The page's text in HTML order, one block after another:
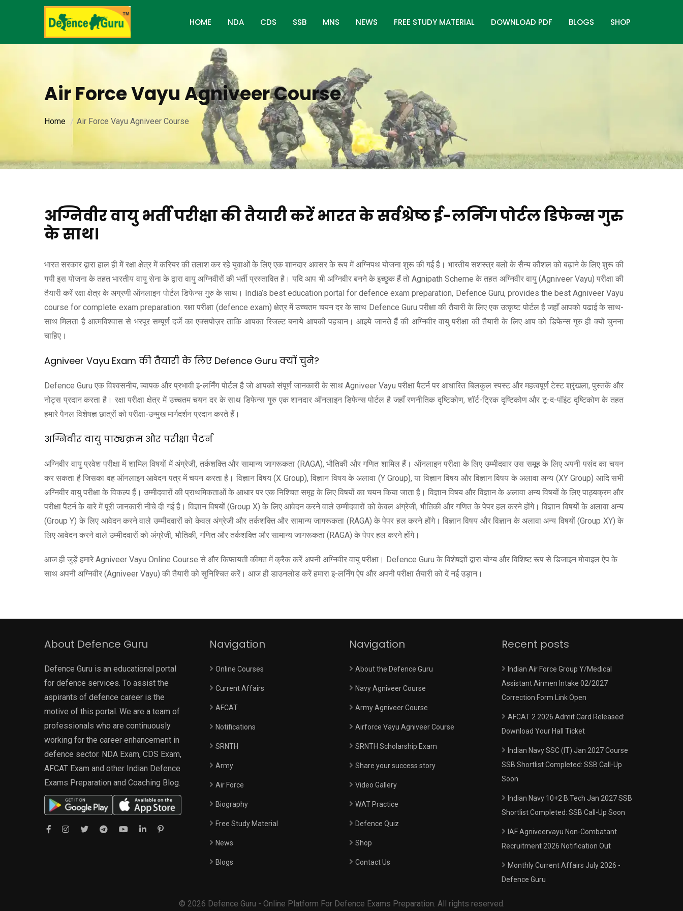
HOME NDA CDS SSB MNS NEWS FREE STUDY MATERIAL DOWNLOAD PDF BLOGS SHOP
Air Force Vayu Agniveer Course
Home Air Force Vayu Agniveer Course
अग्निवीर वायु भर्ती परीक्षा की तैयारी करें भारत के सर्वश्रेष्ठ ई-लर्निंग पोर्टल डिफेन्स गुरु
के साथ।
भारत सरकार द्वारा हाल ही में रक्षा क्षेत्र में करियर की तलाश कर रहे युवाओं के लिए एक शानदार अवसर के रूप में अग्निपथ योजना शुरू की गई है। भारतीय सशस्त्र बलों के सैन्य कौशल को बढ़ाने के लिए शुरू की
गयी इस योजना के तहत भारतीय वायु सेना के द्वारा वायु अग्निवीरों की भर्ती प्रस्तावित है। यदि आप भी अग्निवीर बनने के इच्छुक हैं तो Agnipath Scheme के तहत अग्निवीर वायु (Agniveer Vayu) परीक्षा की
तैयारी करें रक्षा क्षेत्र के अग्रणी ऑनलाइन पोर्टल डिफेन्स गुरु के साथ। India’s best education portal for defence exam preparation, Defence Guru, provides the best Agniveer Vayu
course for complete exam preparation. रक्षा परीक्षा (defence exam) क्षेत्र में उच्चतम चयन दर के साथ Defence Guru परीक्षा की तैयारी के लिए एक उत्कृष्ट पोर्टल है जहाँ आपको पढाई के साथ-
साथ मिलता है आत्मविश्वास से भरपूर सम्पूर्ण दर्जे का एक्सपोज़र ताकि आपका रिजल्ट बनाये आपकी पहचान। आइये जानते हैं की अग्निवीर वायु परीक्षा की तैयारी के लिए आप को डिफेन्स गुरु ही क्यों चुनना
चाहिए।
Agniveer Vayu Exam की तैयारी के लिए Defence Guru क्यों चुने?
Defence Guru एक विश्वसनीय, व्यापक और प्रभावी इ-लर्निंग पोर्टल है जो आपको संपूर्ण जानकारी के साथ Agniveer Vayu परीक्षा पैटर्न पर आधारित बिलकुल स्पस्ट और महत्वपूर्ण टेस्ट श्रृंखला, पुस्तकें और
नोट्स प्रदान करता है। रक्षा परीक्षा क्षेत्र में उच्चतम चयन दर के साथ डिफेन्स गुरु एक शानदार ऑनलाइन डिफेन्स पोर्टल है जहाँ रणनीतिक दृष्टिकोण, शॉर्ट-ट्रिक दृष्टिकोण और टू-द-पॉइंट दृष्टिकोण के तहत
हमारे पैनल विशेषज्ञ छात्रों को परीक्षा-उन्मुख मार्गदर्शन प्रदान करते हैं।
अग्निवीर वायु पाठ्यक्रम और परीक्षा पैटर्न
अग्निवीर वायु प्रवेश परीक्षा में शामिल विषयों में अंग्रेजी, तर्कशक्ति और सामान्य जागरूकता (RAGA), भौतिकी और गणित शामिल हैं। ऑनलाइन परीक्षा के लिए उम्मीदवार उस समूह के लिए अपनी पसंद का चयन
कर सकता है जिसका वह ऑनलाइन आवेदन पत्र में चयन करता है। विज्ञान विषय (X Group), विज्ञान विषय के अलावा (Y Group), या विज्ञान विषय और विज्ञान विषय के अलावा अन्य (XY Group) आदि सभी
अग्निवीर वायु परीक्षा के विकल्प हैं। उम्मीदवारों की प्राथमिकताओं के आधार पर एक निश्चित समूह के लिए विषयों का चयन किया जाता है। विज्ञान विषय और विज्ञान के अलावा अन्य विषयों के लिए पाठ्यक्रम और
परीक्षा पैटर्न के बारे में पूरी जानकारी नीचे दी गई है। विज्ञान विषयों (Group X) के लिए आवेदन करने वाले उम्मीदवारों को केवल अंग्रेजी, भौतिकी और गणित के पेपर हल करने होंगे। विज्ञान विषयों के अलावा अन्य
(Group Y) के लिए आवेदन करने वाले उम्मीदवारों को केवल अंग्रेजी और तर्कशक्ति और सामान्य जागरूकता (RAGA) के पेपर हल करने होंगे। विज्ञान विषय और विज्ञान के अलावा अन्य विषयों (Group XY) के
लिए आवेदन करने वाले उम्मीदवारों को अंग्रेजी, भौतिकी, गणित और तर्कशक्ति और सामान्य जागरूकता (RAGA) के पेपर हल करने होंगे।
आज ही जुड़ें हमारे Agniveer Vayu Online Course से और किफायती कीमत में क्रैक करें अपनी अग्निवीर वायु परीक्षा। Defence Guru के विशेषज्ञों द्वारा योग्य और विशिष्ट रूप से डिजाइन मोबाइल ऐप के
साथ अपनी अग्निवीर (Agniveer Vayu) की तैयारी को सुनिश्चित करें। आज ही डाउनलोड करें हमारा इ-लर्निंग ऐप और अपनी परीक्षा तैयारी को दें नई उड़ान।
About Defence Guru
Defence Guru is an educational portal
for defence services. To assist the
aspirants of defence career is the
motive of this portal. We are a team of
professionals who are continuously
working for the career enhancement in
defence sector. NDA Exam, CDS Exam,
AFCAT Exam and other Indian Defence
Exams Preparation and Coaching Blog.
Navigation
Online Courses
Current Affairs
AFCAT
Notifications
SRNTH
Army
Air Force
Biography
Free Study Material
News
Blogs
Navigation
About the Defence Guru
Navy Agniveer Course
Army Agniveer Course
Airforce Vayu Agniveer Course
SRNTH Scholarship Exam
Share your success story
Video Gallery
WAT Practice
Defence Quiz
Shop
Contact Us
Recent posts
Indian Air Force Group Y/Medical
Assistant Airmen Intake 02/2027
Correction Form Link Open
AFCAT 2 2026 Admit Card Released:
Download Your Hall Ticket
Indian Navy SSC (IT) Jan 2027 Course
SSB Shortlist Completed: SSB Call-Up
Soon
Indian Navy 10+2 B.Tech Jan 2027 SSB
Shortlist Completed: SSB Call-Up Soon
IAF Agniveervayu Non-Combatant
Recruitment 2026 Notification Out
Monthly Current Affairs July 2026 -
Defence Guru
© 2026 Defence Guru - Online Platform For Defence Exams Preparation. All rights reserved.